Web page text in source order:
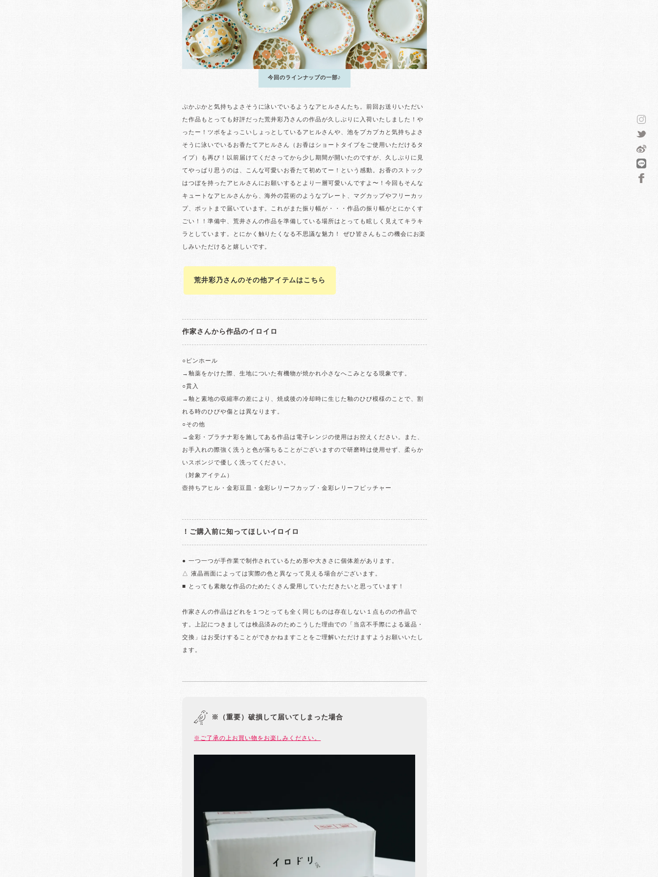
今回のラインナップの一部♪
ぷかぷかと気持ちよさそうに泳いでいるようなアヒルさんたち。前回お送りいただい
た作品もとっても好評だった荒井彩乃さんの作品が久しぶりに入荷いたしました！や
ったー！ツボをよっこいしょっとしているアヒルさんや、池をプカプカと気持ちよさ
そうに泳いでいるお香たてアヒルさん（お香はショートタイプをご使用いただけるタ
イプ）も再び！以前届けてくださってから少し期間が開いたのですが、久しぶりに見
てやっぱり思うのは、こんな可愛いお香たて初めてー！という感動。お香のストック
はつぼを持ったアヒルさんにお願いするとより一層可愛いんですよ〜！今回もそんな
キュートなアヒルさんから、海外の芸術のようなプレート、マグカップやフリーカッ
プ、ポットまで届いています。これがまた振り幅が・・・作品の振り幅がとにかくす
ごい！！準備中、荒井さんの作品を準備している場所はとっても眩しく見えてキラキ
ラとしています。とにかく触りたくなる不思議な魅力！ ぜひ皆さんもこの機会にお楽
しみいただけると嬉しいです。
荒井彩乃さんのその他アイテムはこちら
作家さんから作品のイロイロ
○ピンホール
→釉薬をかけた際、生地についた有機物が焼かれ小さなへこみとなる現象です。
○貫入
→釉と素地の収縮率の差により、焼成後の冷却時に生じた釉のひび模様のことで、割
れる時のひびや傷とは異なります。
○その他
→金彩・プラチナ彩を施してある作品は電子レンジの使用はお控えください。また、
お手入れの際強く洗うと色が落ちることがございますので研磨時は使用せず、柔らか
いスポンジで優しく洗ってください。
（対象アイテム）
壺持ちアヒル・金彩豆皿・金彩レリーフカップ・金彩レリーフピッチャー
！ご購入前に知ってほしいイロイロ
● 一つ一つが手作業で制作されているため形や大きさに個体差があります。
△ 液晶画面によっては実際の色と異なって見える場合がございます。
■ とっても素敵な作品のためたくさん愛用していただきたいと思っています！
作家さんの作品はどれを１つとっても全く同じものは存在しない１点ものの作品で
す。上記につきましては検品済みのためこうした理由での「当店不手際による返品・
交換」はお受けすることができかねますことをご理解いただけますようお願いいたし
ます。
※（重要）破損して届いてしまった場合
※ご了承の上お買い物をお楽しみください。